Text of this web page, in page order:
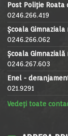
Post Poliție Roata
0246.266.419
Școala Gimnaziala
0246.266.062
Școala
0246.267.603
Enel -
021.9291
Vedeți toate